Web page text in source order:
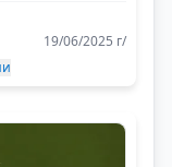
19/06/2025 г/